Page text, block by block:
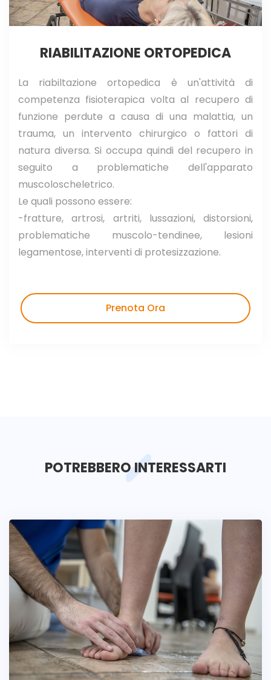
RIABILITAZIONE ORTOPEDICA
La riabiltazione ortopedica è un'attività di
competenza fisioterapica volta al recupero di
funzione perdute a causa di una malattia, un
trauma, un intervento chirurgico o fattori di
natura diversa. Si occupa quindi del recupero in
seguito a problematiche dell'apparato
muscoloscheletrico.
Le quali possono essere:
-fratture, artrosi, artriti, lussazioni, distorsioni,
problematiche muscolo-tendinee, lesioni
legamentose, interventi di protesizzazione.
Prenota Ora
POTREBBERO INTERESSARTI